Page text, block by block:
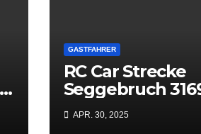
GASTFAHRER
RC Car Strecke
Seggebruch
APR. 30, 2025